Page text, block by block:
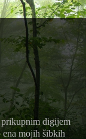
digijem
ena mojih šibkih